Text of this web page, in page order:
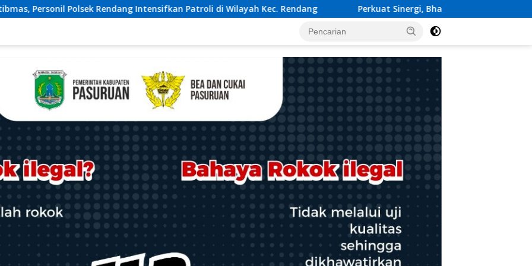
Intensifkan Patroli di Wilayah Kec. Rendang Perkuat Sinergi, Bhabinkamtibmas Sambangi Warga Binaan